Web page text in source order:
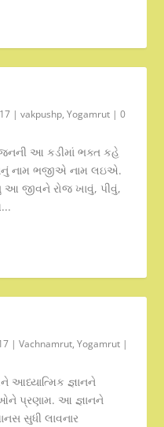
|vakpushp,Yogamrut |0
આ કડીમાં ભક્ત કહે
નામ ભજીએ નામ લઇએ.
આ જીવને રોજ ખાવું, પીવું,
|Vachnamrut,Yogamrut |
જ્ઞાનને
પ્રણામ. આ જ્ઞાનને
સુધી લાવનાર